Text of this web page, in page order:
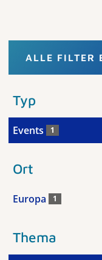
ALLE FILTER
Typ
Events 1
Ort
Europa 1
Thema